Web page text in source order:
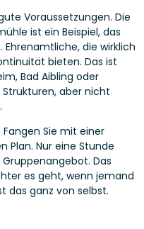
Voraussetzungen. Die
ist ein Beispiel, das
die wirklich
bieten. Das ist
Bad Aibling oder
aber nicht
Sie mit einer
Plan. Nur eine Stunde
Das
es geht, wenn jemand
das ganz von selbst.